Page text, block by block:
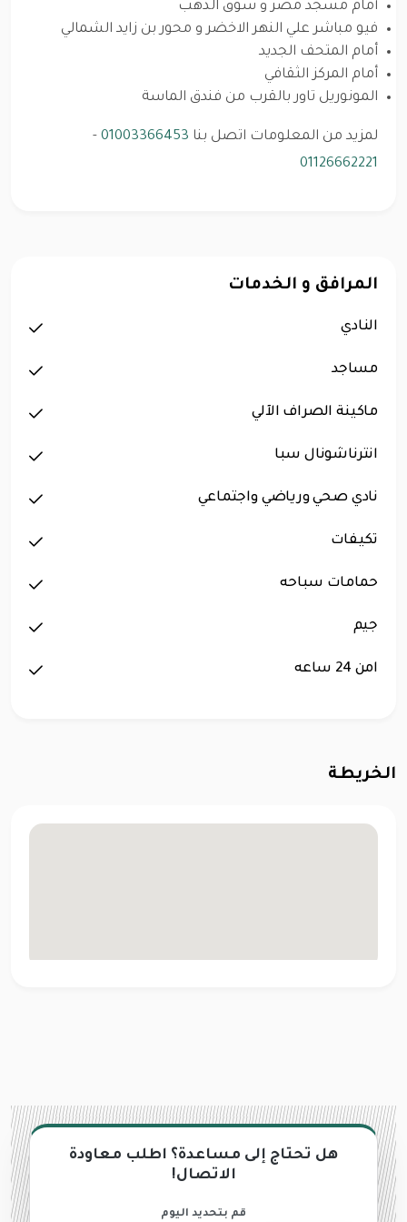
أمام مسجد مصر و سوق الذهب
فيو مباشر علي النهر الاخضر و محور بن زايد الشمالي
أمام المتحف الجديد
أمام المركز الثقافي
المونوريل تاور بالقرب من فندق الماسة
لمزيد من المعلومات اتصل بنا 01003366453
-
01126662221
المرافق و الخدمات
النادي
مساجد
ماكينة الصراف الآلي
انترناشونال سبا
نادي صحي ورياضي واجتماعي
تكيفات
حمامات سباحه
جيم
امن 24 ساعه
الخريطة
هل تحتاج إلى مساعدة؟ اطلب معاودة
الاتصال!
قم بتحديد اليوم